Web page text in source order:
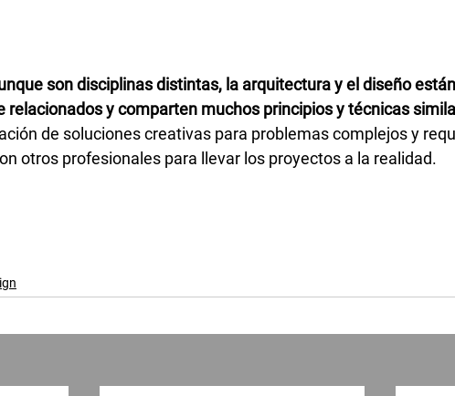
son disciplinas distintas, la arquitectura y el diseño
relacionados y comparten muchos principios y técnicas
de soluciones creativas para problemas complejos y
otros profesionales para llevar los proyectos a la realidad.